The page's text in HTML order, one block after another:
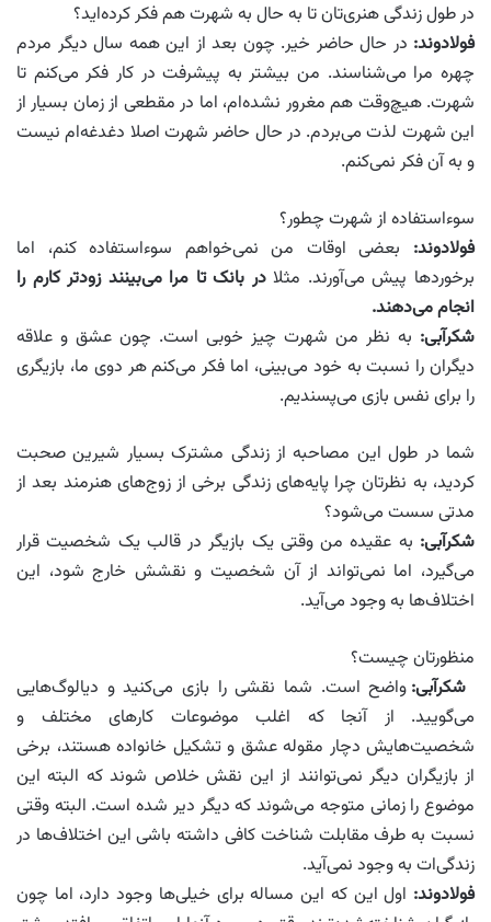
در طول زندگی هنری‌تان تا به حال به شهرت هم فکر کرده‌اید؟
فولادوند: در حال حاضر خیر. چون بعد از این همه سال دیگر مردم
چهره مرا می‌شناسند. من بیشتر به پیشرفت در کار فکر می‌کنم تا
شهرت. هیچ‌وقت هم مغرور نشده‌ام، اما در مقطعی از زمان بسیار از
این شهرت لذت می‌بردم. در حال حاضر شهرت اصلا دغدغه‌ام نیست
و به آن فکر نمی‌کنم.
سوءاستفاده از شهرت چطور؟
فولادوند: بعضی اوقات من نمی‌خواهم سوء‌استفاده کنم، اما
برخوردها پیش می‌آورند. مثلادر بانک تا مرا می‌بینند زودتر کارم را
انجام می‌دهند.
شکرآبی: به نظر من شهرت چیز خوبی است. چون عشق و علاقه
دیگران را نسبت به خود می‌بینی، اما فکر می‌کنم هر دوی ما، بازیگری
را برای نفس بازی می‌پسندیم.
شما در طول این مصاحبه از زندگی مشترک بسیار شیرین صحبت
کردید، به نظرتان چرا پایه‌های زندگی برخی از زوج‌های هنرمند بعد از
مدتی سست می‌شود؟
شکرآبی: به عقیده من وقتی یک بازیگر در قالب یک شخصیت قرار
می‌گیرد، اما نمی‌تواند از آن شخصیت و نقشش خارج شود، این
اختلاف‌ها به وجود می‌آید.
منظورتان چیست؟
شکرآبی: واضح است. شما نقشی را بازی می‌کنید و دیالوگ‌هایی
می‌گویید. از آنجا که اغلب موضوعات کارهای مختلف و
شخصیت‌هایش دچار مقوله عشق و تشکیل خانواده هستند، برخی
از بازیگران دیگر نمی‌توانند از این نقش خلاص شوند که البته این
موضوع را زمانی متوجه می‌شوند که دیگر دیر شده است. البته وقتی
نسبت به طرف مقابلت شناخت کافی داشته باشی این اختلاف‌ها در
زندگی‌ات به وجود نمی‌آید.
فولادوند: اول این که این مساله برای خیلی‌ها وجود دارد، اما چون